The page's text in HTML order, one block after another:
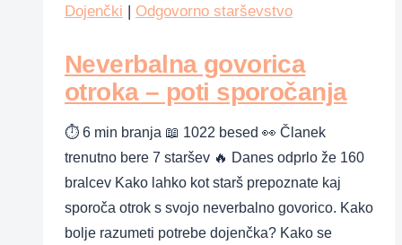
učinkujejo
Dojenčki Odgovorno starševstvo
Neverbalna govorica
otroka – poti sporočanja
⏱ 6 min branja 📖 1022 besed 👀 Članek
trenutno bere 7 staršev 🔥 Danes odprlo že 160
bralcev Kako lahko kot starš prepoznate kaj
sporoča otrok s svojo neverbalno govorico. Kako
bolje razumeti potrebe dojenčka? Kako se